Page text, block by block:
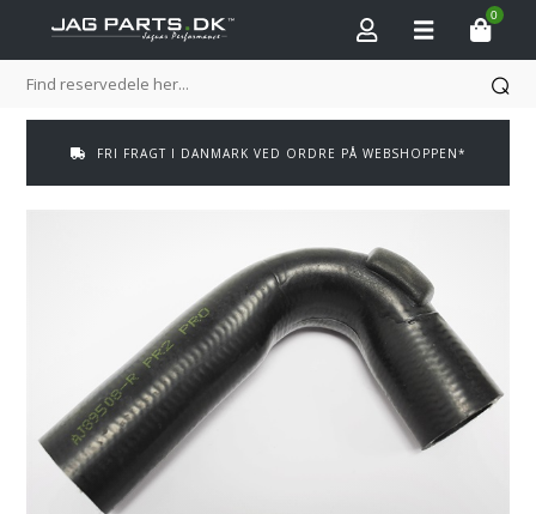
0
FRI FRAGT I DANMARK VED ORDRE PÅ WEBSHOPPEN*